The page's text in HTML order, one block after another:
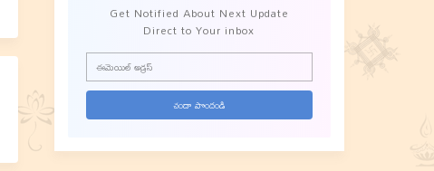
Get Notified About Next Update
Direct to Your inbox